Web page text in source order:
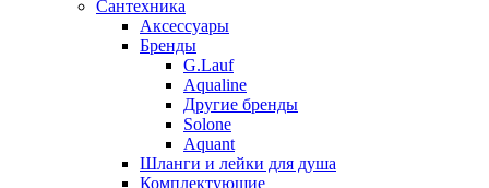
Сантехника
Аксессуары
Бренды
G.Lauf
Aqualine
Другие бренды
Solone
Aquant
Шланги и лейки для душа
Комплектующие